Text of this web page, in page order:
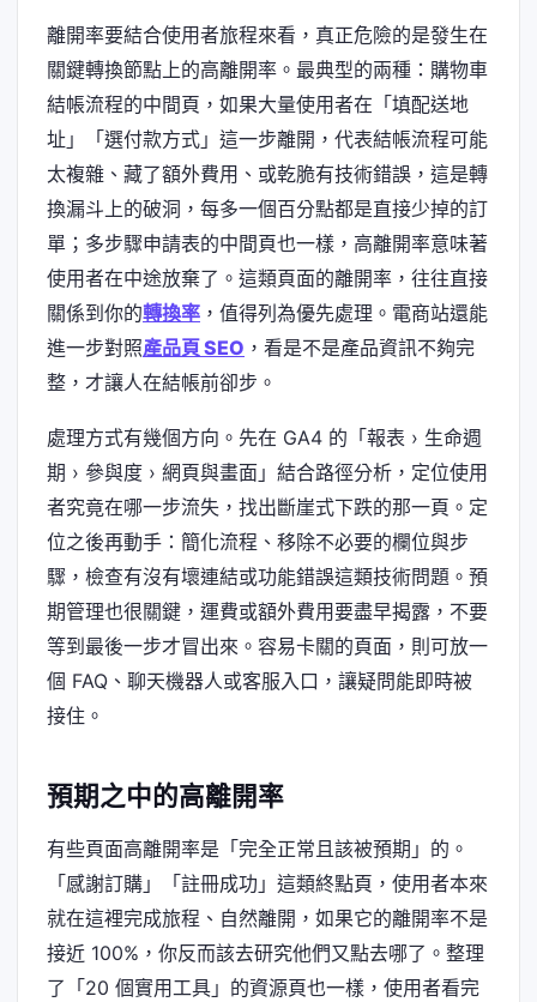
離開率要結合使用者旅程來看，真正危險的是發生在
關鍵轉換節點上的高離開率。最典型的兩種：購物車
結帳流程的中間頁，如果大量使用者在「填配送地
址」「選付款方式」這一步離開，代表結帳流程可能
太複雜、藏了額外費用、或乾脆有技術錯誤，這是轉
換漏斗上的破洞，每多一個百分點都是直接少掉的訂
單；多步驟申請表的中間頁也一樣，高離開率意味著
使用者在中途放棄了。這類頁面的離開率，往往直接
關係到你的轉換率 ，值得列為優先處理。電商站還能
進一步對照產品頁 SEO ，看是不是產品資訊不夠完
整，才讓人在結帳前卻步。
處理方式有幾個方向。先在 GA4 的「報表 › 生命週
期 › 參與度 › 網頁與畫面」結合路徑分析，定位使用
者究竟在哪一步流失，找出斷崖式下跌的那一頁。定
位之後再動手：簡化流程、移除不必要的欄位與步
驟，檢查有沒有壞連結或功能錯誤這類技術問題。預
期管理也很關鍵，運費或額外費用要盡早揭露，不要
等到最後一步才冒出來。容易卡關的頁面，則可放一
個 FAQ、聊天機器人或客服入口，讓疑問能即時被
接住。
預期之中的高離開率
有些頁面高離開率是「完全正常且該被預期」的。
「感謝訂購」「註冊成功」這類終點頁，使用者本來
就在這裡完成旅程、自然離開，如果它的離開率不是
接近 100%，你反而該去研究他們又點去哪了。整理
了「20 個實用工具」的資源頁也一樣，使用者看完